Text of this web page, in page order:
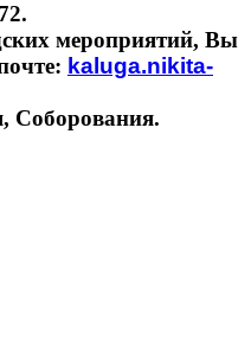
мероприятий, Вы
kaluga.nikita-
Соборования.